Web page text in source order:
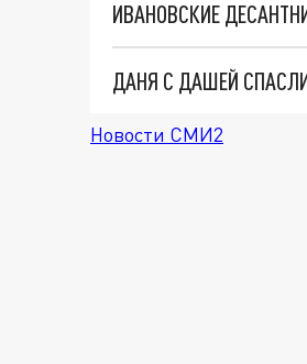
ДАНЯ С ДАШЕЙ
Новости СМИ2